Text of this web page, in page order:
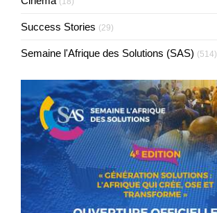
Success Stories (29)
Semaine l'Afrique des Solutions (SAS) (514)